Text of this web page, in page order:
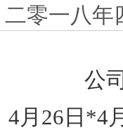
二零一八年
公
4月 26 日*4